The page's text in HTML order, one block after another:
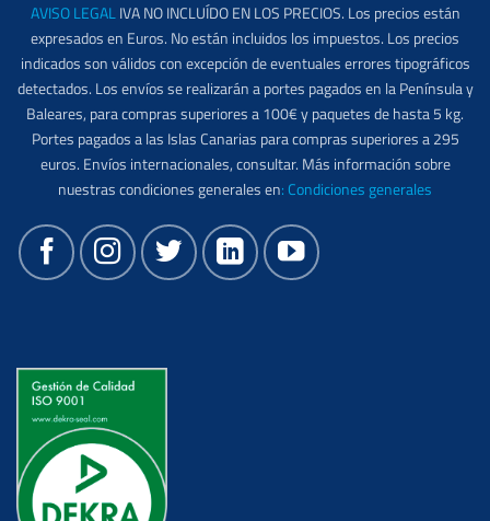
AVISO LEGALIVA NO INCLUÍDO EN LOS PRECIOS. Los precios están
expresados en Euros. No están incluidos los impuestos. Los precios
indicados son válidos con excepción de eventuales errores tipográficos
detectados. Los envíos se realizarán a portes pagados en la Península y
Baleares, para compras superiores a 100€ y paquetes de hasta 5 kg.
Portes pagados a las Islas Canarias para compras superiores a 295
euros. Envíos internacionales, consultar. Más información sobre
nuestras condiciones generales en: Condiciones generales